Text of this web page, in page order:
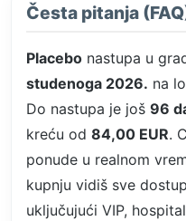
Česta pitanja
Placebo nastupa u
studenoga 2026. na
Do nastupa je još 96
kreću od 84,00 EUR.
ponude u realnom
kupnju vidiš sve
uključujući VIP,